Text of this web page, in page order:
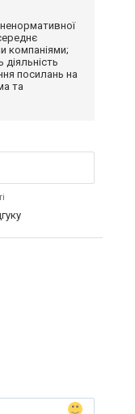
компаніями;
посилань на
та